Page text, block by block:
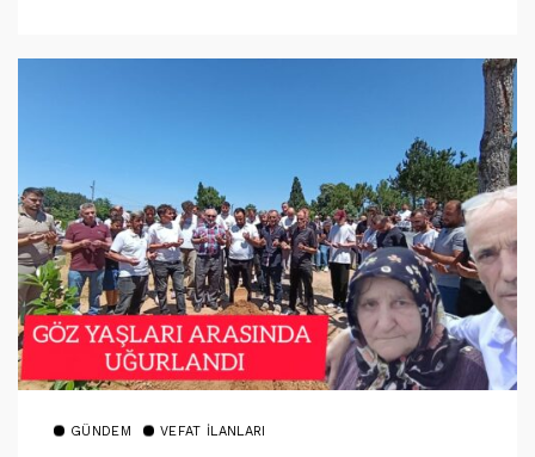
GÜNDEM VEFAT İLANLARI